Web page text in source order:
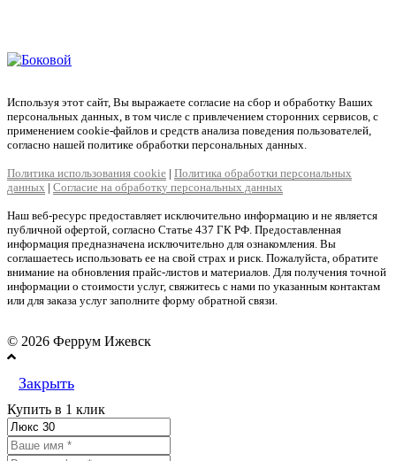
Используя этот сайт, Вы выражаете согласие на сбор и обработку Ваших
персональных данных, в том числе с привлечением сторонних сервисов, с
применением cookie-файлов и средств анализа поведения пользователей,
согласно нашей политике обработки персональных данных.
Политика использования cookie | Политика обработки персональных
данных | Согласие на обработку персональных данных
Наш веб-ресурс предоставляет исключительно информацию и не является
публичной офертой, согласно Статье 437 ГК РФ. Предоставленная
информация предназначена исключительно для ознакомления. Вы
соглашаетесь использовать ее на свой страх и риск. Пожалуйста, обратите
внимание на обновления прайс-листов и материалов. Для получения точной
информации о стоимости услуг, свяжитесь с нами по указанным контактам
или для заказа услуг заполните форму обратной связи.
© 2026 Феррум Ижевск
Закрыть
Купить в 1 клик